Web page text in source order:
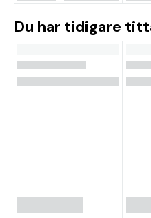
Du har tidigare